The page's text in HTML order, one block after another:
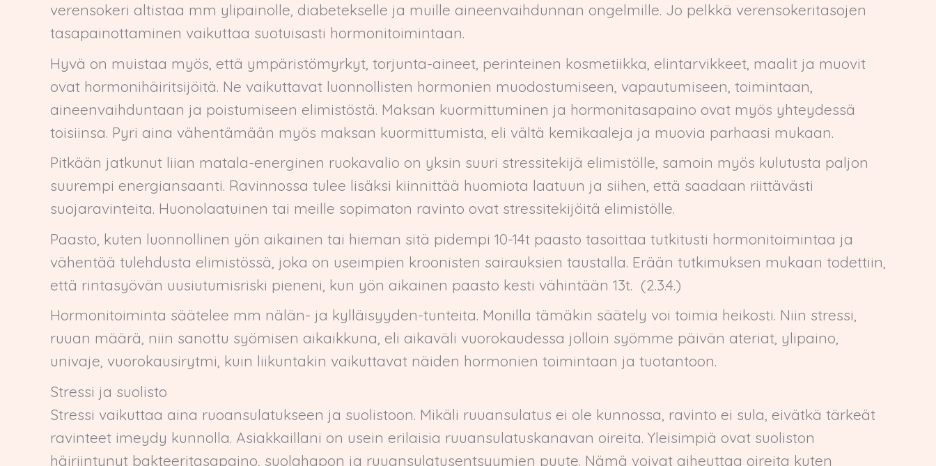
verensokeri altistaa mm ylipainolle, diabetekselle ja muille aineenvaihdunnan ongelmille. Jo pelkkä verensokeritasojen
tasapainottaminen vaikuttaa suotuisasti hormonitoimintaan.
Hyvä on muistaa myös, että ympäristömyrkyt, torjunta-aineet, perinteinen kosmetiikka, elintarvikkeet, maalit ja muovit
ovat hormonihäiritsijöitä. Ne vaikuttavat luonnollisten hormonien muodostumiseen, vapautumiseen, toimintaan,
aineenvaihduntaan ja poistumiseen elimistöstä. Maksan kuormittuminen ja hormonitasapaino ovat myös yhteydessä
toisiinsa. Pyri aina vähentämään myös maksan kuormittumista, eli vältä kemikaaleja ja muovia parhaasi mukaan.
Pitkään jatkunut liian matala-energinen ruokavalio on yksin suuri stressitekijä elimistölle, samoin myös kulutusta paljon
suurempi energiansaanti. Ravinnossa tulee lisäksi kiinnittää huomiota laatuun ja siihen, että saadaan riittävästi
suojaravinteita. Huonolaatuinen tai meille sopimaton ravinto ovat stressitekijöitä elimistölle.
Paasto, kuten luonnollinen yön aikainen tai hieman sitä pidempi 10-14t paasto tasoittaa tutkitusti hormonitoimintaa ja
vähentää tulehdusta elimistössä, joka on useimpien kroonisten sairauksien taustalla. Erään tutkimuksen mukaan todettiin,
että rintasyövän uusiutumisriski pieneni, kun yön aikainen paasto kesti vähintään 13t. (2.3.4.)
Hormonitoiminta säätelee mm nälän- ja kylläisyyden-tunteita. Monilla tämäkin säätely voi toimia heikosti. Niin stressi,
ruuan määrä, niin sanottu syömisen aikaikkuna, eli aikaväli vuorokaudessa jolloin syömme päivän ateriat, ylipaino,
univaje, vuorokausirytmi, kuin liikuntakin vaikuttavat näiden hormonien toimintaan ja tuotantoon.
Stressi ja suolisto
Stressi vaikuttaa aina ruoansulatukseen ja suolistoon. Mikäli ruuansulatus ei ole kunnossa, ravinto ei sula, eivätkä tärkeät
ravinteet imeydy kunnolla. Asiakkaillani on usein erilaisia ruuansulatuskanavan oireita. Yleisimpiä ovat suoliston
häiriintynyt bakteeritasapaino, suolahapon ja ruuansulatusentsyymien puute. Nämä voivat aiheuttaa oireita kuten